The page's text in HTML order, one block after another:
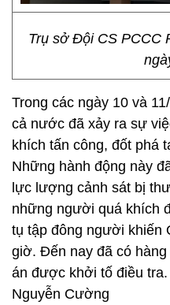
Trụ sở Đội CS PCCC
Trong các ngày 10 và
cả nước đã xảy ra sự
khích tấn công, đốt phá
Những hành động này
lực lượng cảnh sát bị
những người quá khích
tụ tập đông người khiến
giờ. Đến nay đã có
án được khởi tố điều tra.
Nguyễn Cường